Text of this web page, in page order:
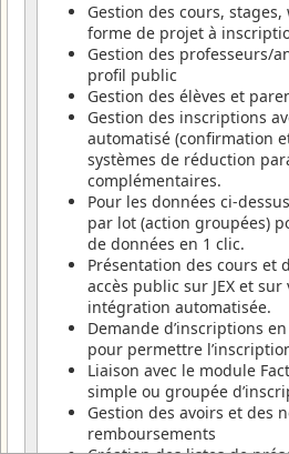
Gestion des cours,
forme de projet à
Gestion des professeurs/
profil public
Gestion des élèves et
Gestion des inscriptions
automatisé (confirmation
systèmes de réduction
complémentaires.
Pour les données ci-
par lot (action groupées)
de données en 1 clic.
Présentation des cours et
accès public sur JEX et
intégration automatisée.
Demande d’inscriptions
pour permettre
Liaison avec le module
simple ou groupée
Gestion des avoirs et des
remboursements